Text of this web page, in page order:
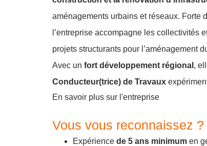
aménagements urbains et réseaux. Forte
l’entreprise accompagne les collectivités
projets structurants pour l’aménagement
Avec un fort développement régional ,
Conducteur(trice) de Travaux
En savoir plus sur l'entreprise
Vous vous reconnaissez ?
Expérience de 5 ans minimum en